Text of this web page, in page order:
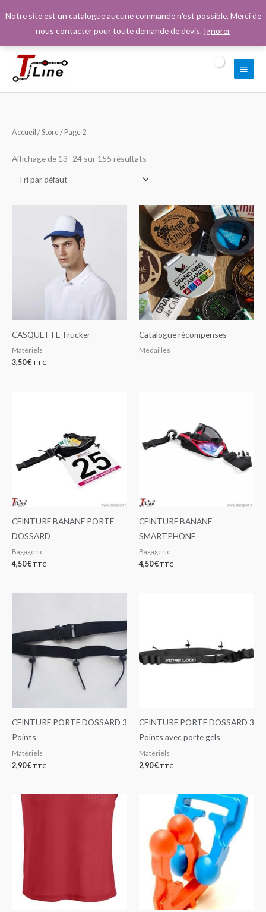
Notre site est un catalogue aucune commande n'est possible. Merci de
nous contacter pour toute demande de devis. Ignorer
au
Accueil /Store/ Page 2
Affichage de 13–24 sur 155 résultats
CASQUETTE Trucker
Matériels
3,50€ TTC
Catalogue récompenses
Médailles
CEINTURE BANANE PORTE
DOSSARD
Bagagerie
4,50€ TTC
CEINTURE BANANE
SMARTPHONE
Bagagerie
4,50€ TTC
CEINTURE PORTE DOSSARD 3
Points
Matériels
2,90€ TTC
CEINTURE PORTE DOSSARD 3
Points avec porte gels
Matériels
2,90€ TTC